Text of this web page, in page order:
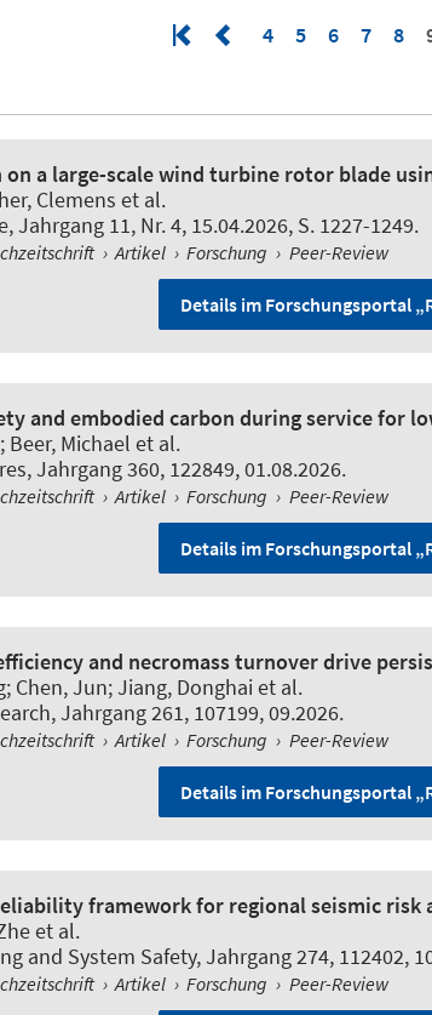
4 5 6 7 8
a large-scale wind turbine rotor blade
Clemens et al.
, Jahrgang 11, Nr. 4, 15.04.2026, S. 1227-1249.
› Artikel › Forschung › Peer-Review
Details im Forschungsportal
and embodied carbon during service for
; Beer, Michael et al.
, Jahrgang 360, 122849, 01.08.2026.
› Artikel › Forschung › Peer-Review
Details im Forschungsportal
and necromass turnover drive
Chen, Jun; Jiang, Donghai et al.
, Jahrgang 261, 107199, 09.2026.
› Artikel › Forschung › Peer-Review
Details im Forschungsportal
framework for regional seismic
et al.
and System Safety, Jahrgang 274, 112402,
› Artikel › Forschung › Peer-Review